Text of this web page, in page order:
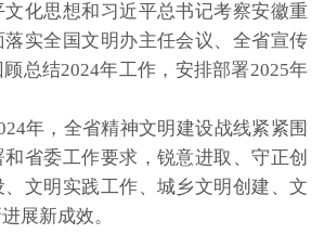
文化思想和习近平总书记考察安徽重
实全国文明办主任会议、全省宣传
总结2024年工作，安排部署2025年
年，全省精神文明建设战线紧紧围
省委工作要求，锐意进取、守正创
文明实践工作、城乡文明创建、文
展新成效。